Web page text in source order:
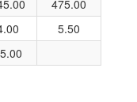
475.00
5.50